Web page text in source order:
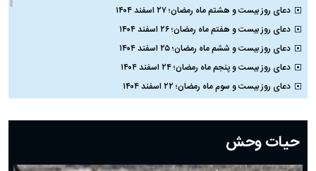
دعای روز بیست و هشتم ماه رمضان؛ ۲۷ اسفند ۱۴۰۴
دعای روز بیست و هفتم ماه رمضان؛ ۲۶ اسفند ۱۴۰۴
دعای روز بیست و ششم ماه رمضان؛ ۲۵ اسفند ۱۴۰۴
دعای روز بیست و پنجم ماه رمضان؛ ۲۴ اسفند ۱۴۰۴
دعای روز بیست و سوم ماه رمضان؛ ۲۲ اسفند ۱۴۰۴
دعای روز بیستم ماه رمضان؛ ۱۹ اسفند ۱۴۰۴
دعای روز هشتم ماه مبارک رمضان؛ ۷ اسفند ماه ۱۴۰۴
دعای روز هفتم ماه رمضان؛ ۶ اسفند ۱۴۰۴
حیات وحش